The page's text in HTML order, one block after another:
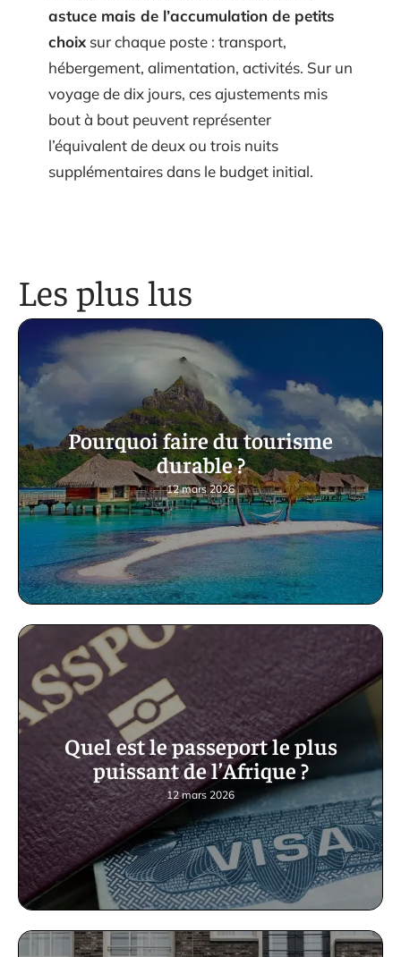
astuce mais de l’accumulation de petits
choix sur chaque poste : transport,
hébergement, alimentation, activités. Sur un
voyage de dix jours, ces ajustements mis
bout à bout peuvent représenter
l’équivalent de deux ou trois nuits
supplémentaires dans le budget initial.
Les plus lus
Pourquoi faire du tourisme
durable ?
12 mars 2026
Quel est le passeport le plus
puissant de l’Afrique ?
12 mars 2026